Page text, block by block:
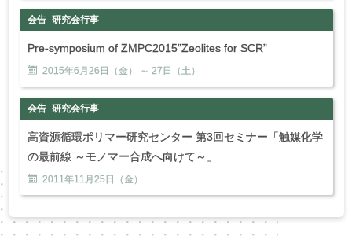
会告 研究会行事
Pre-symposium of ZMPC2015”Zeolites for SCR”
2015年6月 26日（金） ～ 27日（土）
会告 研究会行事
高資源循環ポリマー研究センター 第3回セミナー「触媒化学
の最前線 ～モノマー合成へ向けて～」
2011年11月 25日（金）